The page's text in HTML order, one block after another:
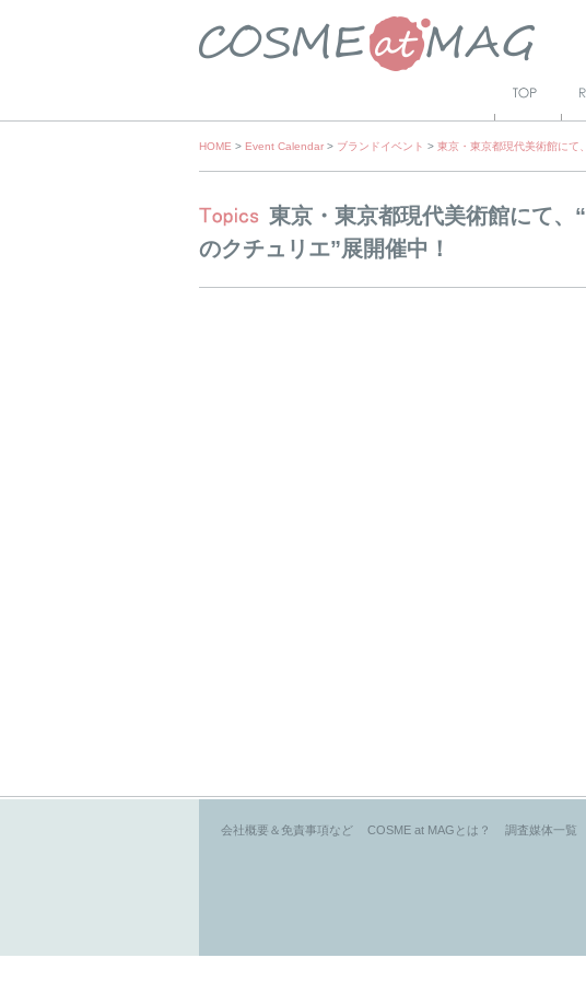
Skip
HOME > Event Calendar > ブランドイベント > 東京・東京都現代美術館にて
東京・東京都現代美術館にて、
のクチュリエ”展開催中！
会社概要＆免責事項など COSME at MAGとは？ 調査媒体一覧